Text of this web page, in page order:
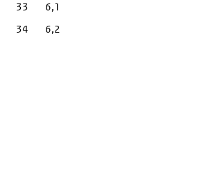
33
6,1
34
6,2